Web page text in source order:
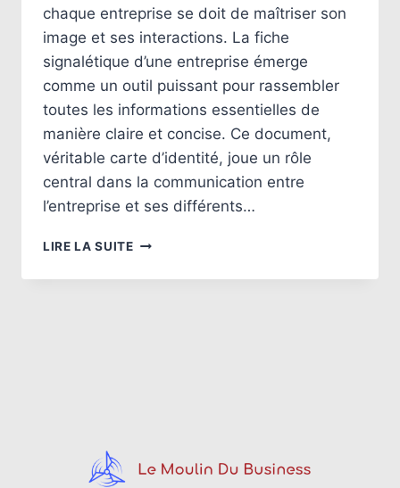
chaque entreprise se doit de maîtriser son
image et ses interactions. La fiche
signalétique d’une entreprise émerge
comme un outil puissant pour rassembler
toutes les informations essentielles de
manière claire et concise. Ce document,
véritable carte d’identité, joue un rôle
central dans la communication entre
l’entreprise et ses différents…
LIRE LA SUITECOMPRENDRE
FICHE